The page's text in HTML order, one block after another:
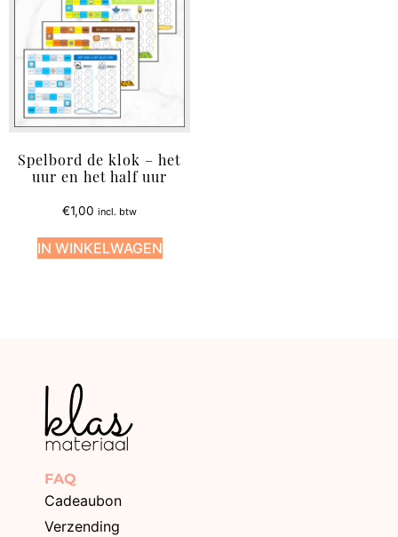
Spelbord de klok – het
uur en het half uur
€1,00 incl. btw
IN WINKELWAGEN
FAQ
Cadeaubon
Verzending